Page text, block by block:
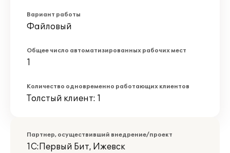
Вариант работы
Файловый
Общее число автоматизированных рабочих мест
1
Количество одновременно работающих клиентов
Толстый клиент: 1
Партнер, осуществивший внедрение/проект
1С:Первый Бит, Ижевск